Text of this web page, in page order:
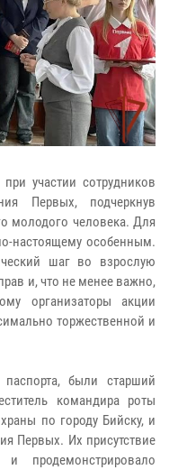
участии сотрудников
Первых, подчеркнув
молодого человека. Для
настоящему особенным.
шаг во взрослую
и, что не менее важно,
организаторы акции
торжественной и
были старший
командира роты
по городу Бийску, и
Первых. Их присутствие
продемонстрировало